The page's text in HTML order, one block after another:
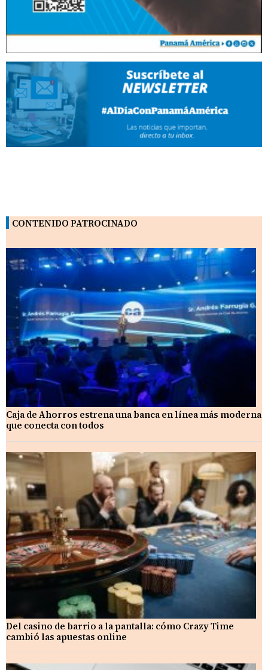
CONTENIDO PATROCINADO
Caja de Ahorros estrena una banca en línea más moderna
que conecta con todos
Del casino de barrio a la pantalla: cómo Crazy Time
cambió las apuestas online